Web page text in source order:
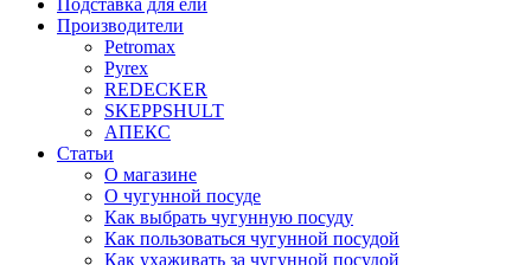
Подставка для ели
Производители
Petromax
Pyrex
REDECKER
SKEPPSHULT
АПЕКС
Статьи
О магазине
О чугунной посуде
Как выбрать чугунную посуду
Как пользоваться чугунной посудой
Как ухаживать за чугунной посудой